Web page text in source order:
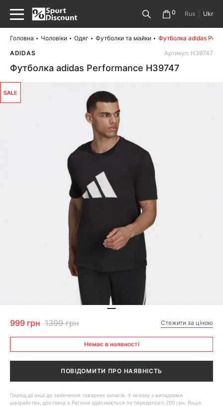
0 Rus Ukr
Головна Чоловіки Одяг Футболки та майки
Футболка adidas
ADIDAS
Артикул: H39747
Футболка adidas Performance H39747
999 грн 1399 грн Стежити за ціною
Немає в наявності
ПОВІДОМИТИ ПРО НАЯВНІСТЬ
Період дії акції до закінчення товарних запасів. У зв'язку з випадками
шахрайства, доставка в Регіони здійснюється по передоплаті 200 грн. Якщо